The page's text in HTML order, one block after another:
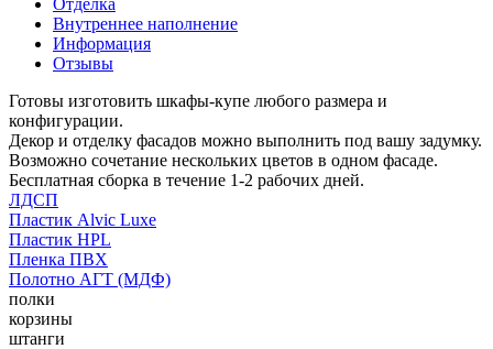
Внутреннее наполнение
Информация
Отзывы
Готовы изготовить шкафы-купе любого размера и
конфигурации.
Декор и отделку фасадов можно выполнить под вашу задумку.
Возможно сочетание нескольких цветов в одном фасаде.
Бесплатная сборка в течение 1-2 рабочих дней.
ЛДСП
Пластик Alvic Luxe
Пластик HPL
Пленка ПВХ
Полотно АГТ (МДФ)
полки
корзины
штанги